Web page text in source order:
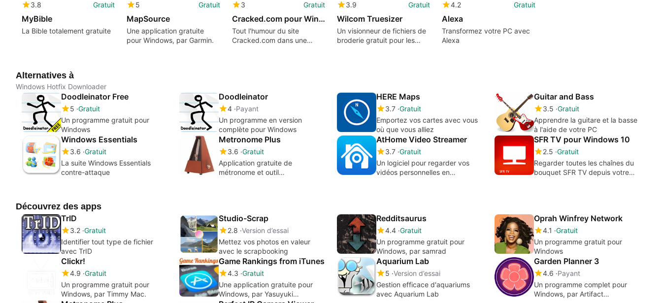
3.8 Gratuit
MyBible
La Bible totalement gratuite
5 Gratuit
MapSource
Une application gratuite
pour Windows, par Garmin.
3 Gratuit
Cracked.com pour Windows 10
Tout l'humour du site
Cracked.com dans une
3.9 Gratuit
Wilcom Truesizer
Un visionneur de fichiers de
broderie gratuit pour les
4.2 Gratuit
Alexa
Transformez votre PC avec
Alexa
Alternatives à
Windows Hotfix Downloader
Doodleinator Free
5 Gratuit
Un programme gratuit pour
Windows
Doodleinator
4 Payant
Un programme en version
complète pour Windows
HERE Maps
3.7 Gratuit
Emportez vos cartes avec vous
où que vous alliez
Guitar and Bass
3.5 Gratuit
Apprendre la guitare et la basse
à l'aide de votre PC
Windows Essentials
3.6 Gratuit
La suite Windows Essentials
contre-attaque
Metronome Plus
3.6 Gratuit
Application gratuite de
métronome et outil
AtHome Video Streamer
3.7 Gratuit
Un logiciel pour regarder vos
vidéos personnelles en
SFR TV pour Windows 10
2.5 Gratuit
Regarder toutes les chaînes du
bouquet SFR TV depuis votre
Découvrez des apps
TrID
3.2 Gratuit
Identifier tout type de fichier
avec TrID
Studio-Scrap
2.8 Version d’essai
Mettez vos photos en valeur
avec le scrapbooking
Redditsaurus
4.4 Gratuit
Un programme gratuit pour
Windows, par samrad
Oprah Winfrey Network
4.1 Gratuit
Un programme gratuit pour
Windows
Clickr!
4.9 Gratuit
Un programme gratuit pour
Windows, par Timmy Mac.
Game Rankings from iTunes
4.3 Gratuit
Une application gratuite pour
Windows, par Yasuyuki
Aquarium Lab
5 Version d’essai
Gestion efficace d'aquariums
avec Aquarium Lab
Garden Planner 3
4.6 Payant
Un programme complet pour
Windows, par Artifact